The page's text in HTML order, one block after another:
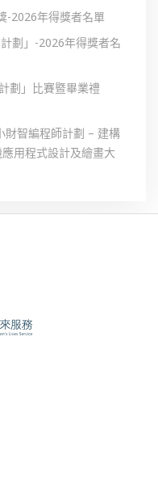
-2026年得獎者名單
劃」-2026年得獎者名
劃」比賽暨畢業禮
財智編程師計劃 – 建構
用程式設計及繪畫大